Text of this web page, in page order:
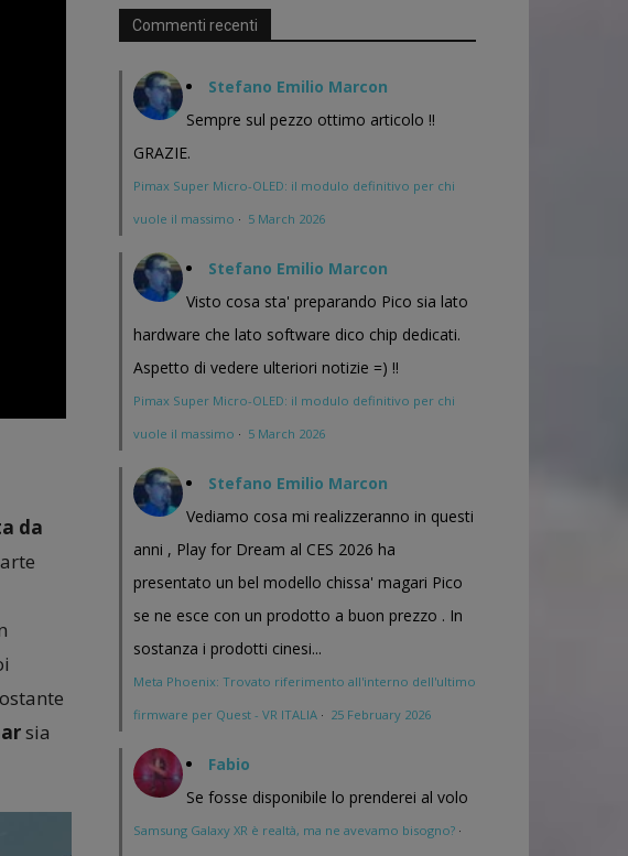
da
sia
Commenti recenti
Stefano Emilio Marcon
Sempre sul pezzo ottimo articolo !!
GRAZIE.
Pimax Super Micro-OLED: il modulo definitivo per chi
vuole il massimo · 5 March 2026
Stefano Emilio Marcon
Visto cosa sta' preparando Pico sia lato
hardware che lato software dico chip dedicati.
Aspetto di vedere ulteriori notizie =) !!
Pimax Super Micro-OLED: il modulo definitivo per chi
vuole il massimo · 5 March 2026
Stefano Emilio Marcon
Vediamo cosa mi realizzeranno in questi
anni , Play for Dream al CES 2026 ha
presentato un bel modello chissa' magari Pico
se ne esce con un prodotto a buon prezzo . In
sostanza i prodotti cinesi...
Meta Phoenix: Trovato riferimento all'interno dell'ultimo
firmware per Quest - VR ITALIA · 25 February 2026
Fabio
Se fosse disponibile lo prenderei al volo
Samsung Galaxy XR è realtà, ma ne avevamo bisogno? ·